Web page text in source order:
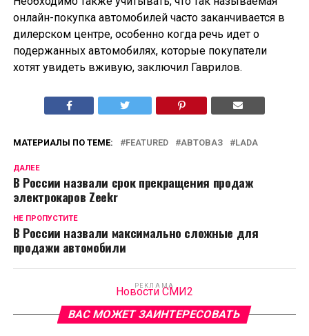
онлайн-покупка автомобилей часто заканчивается в
дилерском центре, особенно когда речь идет о
подержанных автомобилях, которые покупатели
хотят увидеть вживую, заключил Гаврилов.
МАТЕРИАЛЫ ПО ТЕМЕ: FEATURED АВТОВАЗ LADA
ДАЛЕЕ
В России назвали срок прекращения продаж
электрокаров Zeekr
НЕ ПРОПУСТИТЕ
В России назвали максимально сложные для
продажи автомобили
РЕКЛАМА
Новости СМИ2
ВАС МОЖЕТ ЗАИНТЕРЕСОВАТЬ